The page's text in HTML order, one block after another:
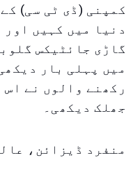
کمپنی (ڈی ٹی سی)
دنیا میں کہیں اور
گاڑی جائٹیکس
میں پہلی بار
رکھنے والوں نے
جھلک دیکھی۔
منفرد ڈیزائن،